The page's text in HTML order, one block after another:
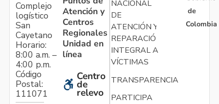
Complejo
logístico
San
Cayetano
Horario:
8:00 a.m. –
4:00 p.m.
Código
Postal:
111071
Atención y
Centros
Regionales
Unidad en
línea
Centro
de
relevo
NACIONAL
DE
ATENCIÓN Y
REPARACIÓN
INTEGRAL A
VÍCTIMAS
TRANSPARENCIA
PARTICIPA
de
Colombia